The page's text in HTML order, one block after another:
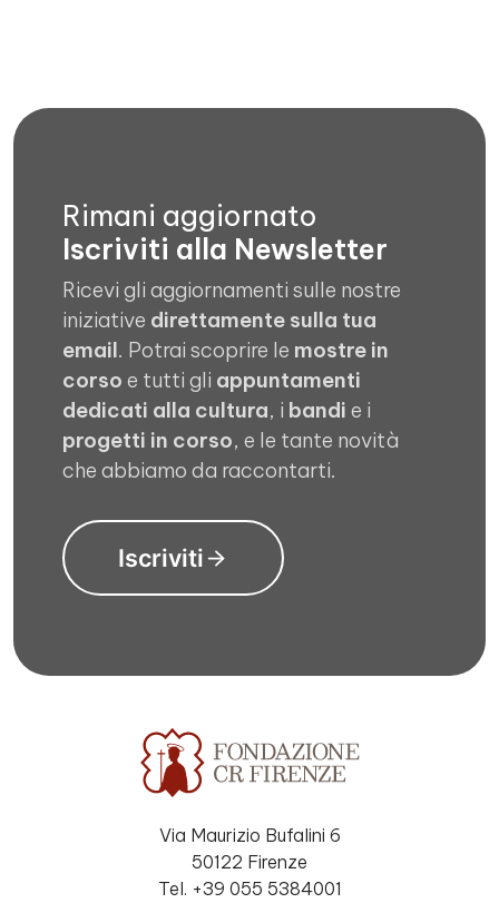
Rimani aggiornato
Iscriviti alla Newsletter
Ricevi gli aggiornamenti sulle nostre
iniziative direttamente sulla tua
email. Potrai scoprire le mostre in
corso e tutti gli appuntamenti
dedicati alla cultura, i bandi e i
progetti in corso, e le tante novità
che abbiamo da raccontarti.
Iscriviti
Via Maurizio Bufalini 6
50122 Firenze
Tel. +39 055 5384001